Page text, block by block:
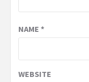
NAME *
WEBSITE